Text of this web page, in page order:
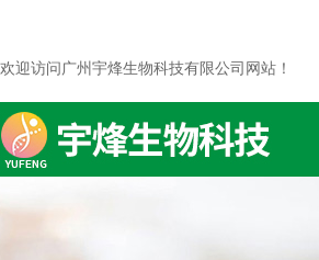
欢迎访问广州宇烽生物科技有限公司网站！